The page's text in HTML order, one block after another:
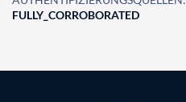
FULLY_CORROBORATED